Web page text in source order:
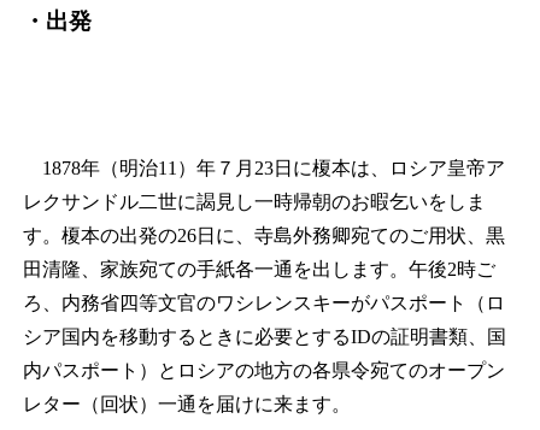
・出発
1878年（明治11）年７月23日に榎本は、ロシア皇帝ア
レクサンドル二世に謁見し一時帰朝のお暇乞いをしま
す。榎本の出発の26日に、寺島外務卿宛てのご用状、黒
田清隆、家族宛ての手紙各一通を出します。午後2時ご
ろ、内務省四等文官のワシレンスキーがパスポート（ロ
シア国内を移動するときに必要とするIDの証明書類、国
内パスポート）とロシアの地方の各県令宛てのオープン
レター（回状）一通を届けに来ます。